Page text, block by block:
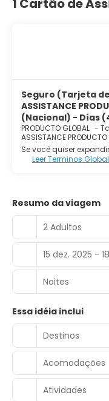
1 Cartão de
Seguro (Tarjeta de
ASSISTANCE
(Nacional) - Días
PRODUCTO GLOBAL -
ASSISTANCE PRODUCTO
Se você quiser
Leer Terminos
Resumo da viagem
2 Adultos
15 dez. 2025 -
Noites
Essa idéia inclui
Destinos
Acomodações
Atividades